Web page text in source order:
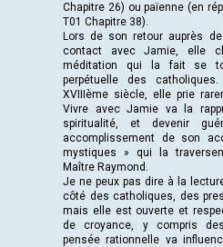
Chapitre 26) ou païenne (en
T01 Chapitre 38).
Lors de son retour auprès
contact avec Jamie, elle
méditation qui la fait se
perpétuelle des
XVIIIème siècle, elle prie
Vivre avec Jamie va la
spiritualité, et devenir
accomplissement de son
mystiques » qui la
Maître Raymond.
Je ne peux pas dire à la
côté des catholiques, des
mais elle est ouverte et
de croyance, y compris
pensée rationnelle va